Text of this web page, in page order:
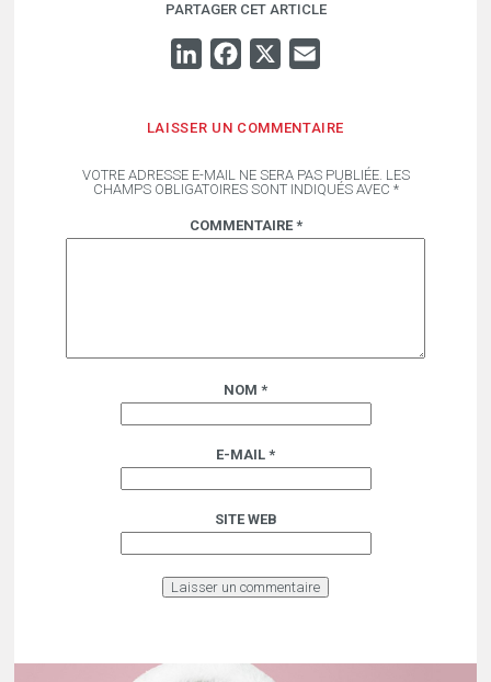
PARTAGER CET ARTICLE
LINKEDINFACEBOOK
LAISSER UN COMMENTAIRE
VOTRE ADRESSE E-MAIL NE SERA PAS PUBLIÉE. LES
CHAMPS OBLIGATOIRES SONT INDIQUÉS AVEC *
COMMENTAIRE *
NOM *
E-MAIL *
SITE WEB